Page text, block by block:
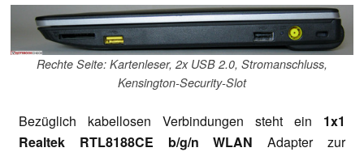
Rechte Seite: Kartenleser, 2x USB 2.0, Stromanschluss,
Kensington-Security-Slot
Bezüglich kabellosen Verbindungen steht ein 1x1
Realtek RTL8188CE b/g/n WLAN Adapter zur